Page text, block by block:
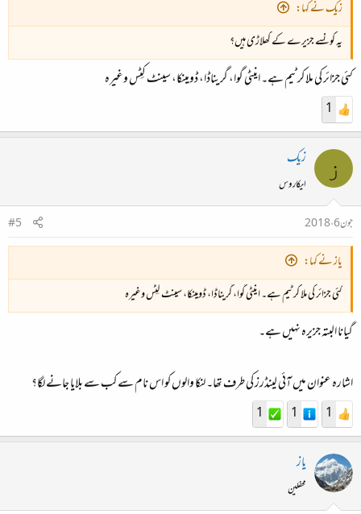
زیک نے کہا:
یہ کونسے جزیرے کے کھلاڑی ہیں؟
کئی جزائر کی ملا کر ٹیم ہے۔ اینٹی گوا، گریناڈا، ڈومینکا، سینٹ کِٹِس وغیرہ
1
ز زیک
ایکاروس
جون 6، 2018
#5
یاز نے کہا:
کئی جزائر کی ملا کر ٹیم ہے۔ اینٹی گوا، گریناڈا، ڈومینکا، سینٹ کِٹِس وغیرہ
گیانا البتہ جزیرہ نہیں ہے۔
اشارہ عنوان میں آئی لینڈرز کی طرف تھا۔ لنکا والوں کو اس نام سے کب سے بلایا جانے لگا؟
1
1
1
یاز
محفلین